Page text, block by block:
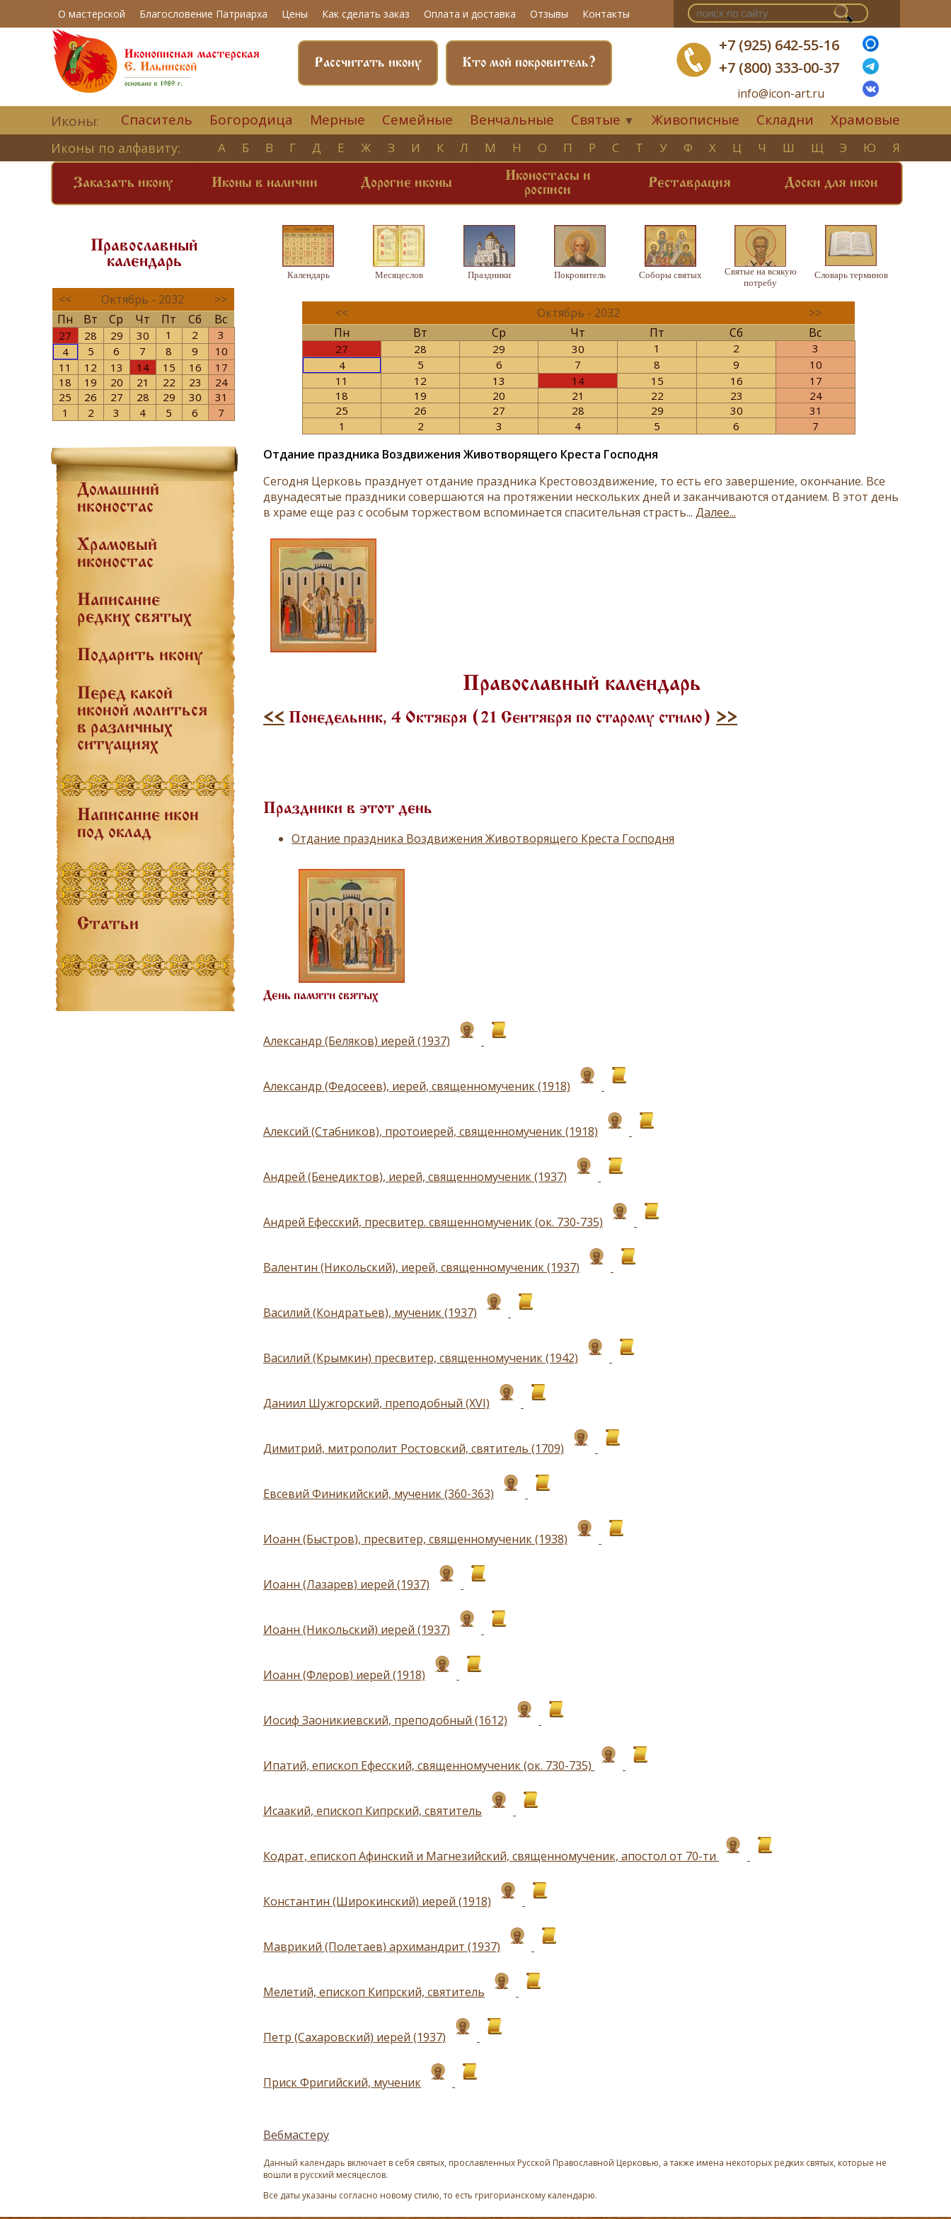
О мастерской Благословение Патриарха Цены Как сделать заказ Оплата и доставка Отзывы Контакты
+7 (925) 642-55-16
+7 (800) 333-00-37
info@icon-art.ru
Кто мой покровитель?
Рассчитать икону
Иконы: Спаситель Богородица Мерные Семейные Венчальные Святые ▼ Живописные Складни Храмовые
Иконы по алфавиту: А Б В Г Д Е Ж З И К Л М Н О П Р С Т У Ф Х Ц Ч Ш Щ Э Ю Я
Заказать икону Иконы в наличии Дорогие иконы
Иконостасы и
росписи
Реставрация Доски для икон
Православный
календарь
<< Октябрь - 2032
>>
Пн
Вт Ср Чт Пт Сб Вс
27 28 29 30 1 2
3
4
5 6 7 8 9
10
11
12 13 14 15 16
17
18
19 20 21 22 23
24
25
26 27 28 29 30
31
1
2 3 4 5 6 7
Домашний
иконостас
Храмовый
иконостас
Написание
редких святых
Подарить икону
Перед какой
иконой молиться
в различных
ситуациях
Написание икон
под оклад
Статьи
Календарь Месяцеслов Праздники Покровитель Соборы святых
Святые на всякую
потребу
Словарь терминов
<< Октябрь - 2032
>>
Пн
Вт Ср Чт Пт Сб Вс
27 28 29 30 1 2
3
4
5 6 7 8 9
10
11
12 13 14 15 16
17
18
19 20 21 22 23
24
25
26 27 28 29 30
31
1
2 3 4 5 6 7
Отдание праздника Воздвижения Животворящего Креста Господня
Сегодня Церковь празднует отдание праздника Крестовоздвижение, то есть его завершение, окончание. Все
двунадесятые праздники совершаются на протяжении нескольких дней и заканчиваются отданием. В этот день
в храме еще раз с особым торжеством вспоминается спасительная страсть... Далее...
Православный календарь
<< Понедельник, 4 Октября (21 Сентября по старому стилю) >>
Праздники в этот день
Отдание праздника Воздвижения Животворящего Креста Господня
День памяти святых
Александр (Беляков) иерей (1937)
Александр (Федосеев), иерей, священномученик (1918)
Алексий (Стабников), протоиерей, священномученик (1918)
Андрей (Бенедиктов), иерей, священномученик (1937)
Андрей Ефесский, пресвитер. священномученик (ок. 730-735)
Валентин (Никольский), иерей, священномученик (1937)
Василий (Кондратьев), мученик (1937)
Василий (Крымкин) пресвитер, священномученик (1942)
Даниил Шужгорский, преподобный (XVI)
Димитрий, митрополит Ростовский, святитель (1709)
Евсевий Финикийский, мученик (360-363)
Иоанн (Быстров), пресвитер, священномученик (1938)
Иоанн (Лазарев) иерей (1937)
Иоанн (Никольский) иерей (1937)
Иоанн (Флеров) иерей (1918)
Иосиф Заоникиевский, преподобный (1612)
Ипатий, епископ Ефесский, священномученик (ок. 730-735)
Исаакий, епископ Кипрский, святитель
Кодрат, епископ Афинский и Магнезийский, священномученик, апостол от 70-ти
Константин (Широкинский) иерей (1918)
Маврикий (Полетаев) архимандрит (1937)
Мелетий, епископ Кипрский, святитель
Петр (Сахаровский) иерей (1937)
Приск Фригийский, мученик
Вебмастеру
Данный календарь включает в себя святых, прославленных Русской Православной Церковью, а также имена некоторых редких святых, которые не
вошли в русский месяцеслов.
Все даты указаны согласно новому стилю, то есть григорианскому календарю.